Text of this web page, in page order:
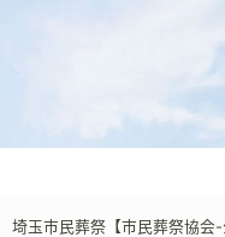
埼玉市民葬祭【市民葬祭協会-